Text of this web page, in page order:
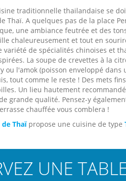
traditionnelle thailandaise se
Thaï. A quelques pas de la place
une ambiance feutrée et des
chaleureusement et tout en
variété de spécialités chinoises et
La soupe de crevettes à la
ou l'amok (poisson enveloppé dans
tout comme le reste ! Des mets
Un lieu hautement
grande qualité. Pensez-y
chauffée vous comblera !
Thaïpropose une cuisine de type
UNE